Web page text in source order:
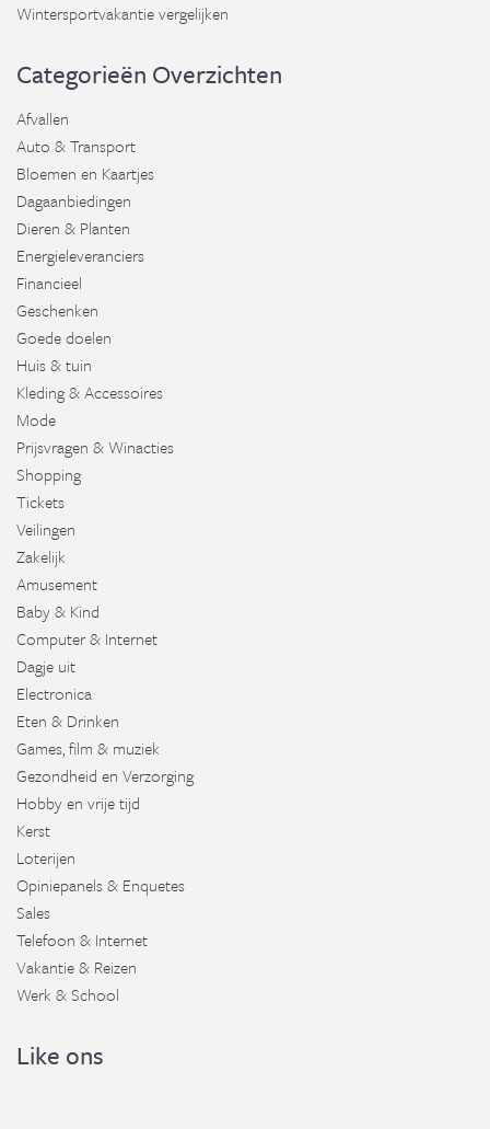
Wintersportvakantie vergelijken
Categorieën Overzichten
Afvallen
Auto & Transport
Bloemen en Kaartjes
Dagaanbiedingen
Dieren & Planten
Energieleveranciers
Financieel
Geschenken
Goede doelen
Huis & tuin
Kleding & Accessoires
Mode
Prijsvragen & Winacties
Shopping
Tickets
Veilingen
Zakelijk
Amusement
Baby & Kind
Computer & Internet
Dagje uit
Electronica
Eten & Drinken
Games, film & muziek
Gezondheid en Verzorging
Hobby en vrije tijd
Kerst
Loterijen
Opiniepanels & Enquetes
Sales
Telefoon & Internet
Vakantie & Reizen
Werk & School
Like ons